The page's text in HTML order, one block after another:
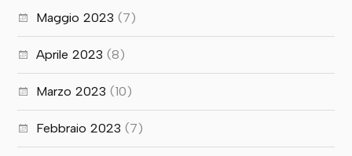
Maggio 2023 (7)
Aprile 2023 (8)
Marzo 2023 (10)
Febbraio 2023 (7)